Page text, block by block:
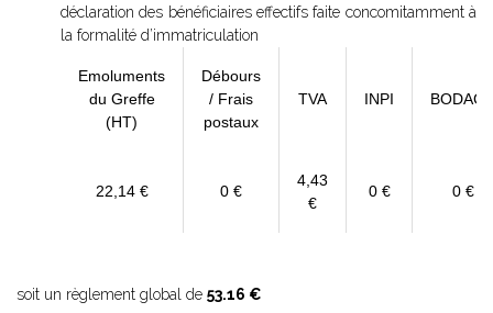
déclaration des bénéficiaires effectifs faite concomitamment à
la formalité d’immatriculation
Emoluments
du Greffe
(HT)
Débours
/ Frais
postaux
TVA INPI
22,14 € 0 €
4,43
€
0 € 0 €
soit un règlement global de 53.16 €